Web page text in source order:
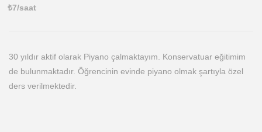
₺7/saat
30 yıldır aktif olarak Piyano çalmaktayım. Konservatuar eğitimim
de bulunmaktadır. Öğrencinin evinde piyano olmak şartıyla özel
ders verilmektedir.